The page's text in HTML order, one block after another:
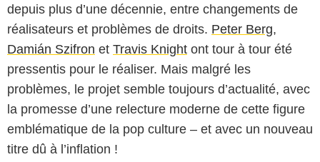
depuis plus d’une décennie, entre changements de
réalisateurs et problèmes de droits. Peter Berg,
Damián Szifron et Travis Knight ont tour à tour été
pressentis pour le réaliser. Mais malgré les
problèmes, le projet semble toujours d’actualité, avec
la promesse d’une relecture moderne de cette figure
emblématique de la pop culture – et avec un nouveau
titre dû à l’inflation !